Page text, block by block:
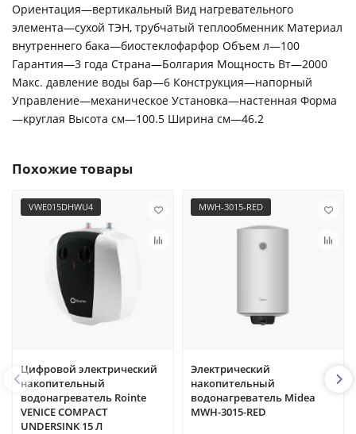
Ориентация—вертикальный Вид нагревательного
элемента—сухой ТЭН, трубчатый теплообменник Материал
внутреннего бака—биостеклофарфор Объем л—100
Гарантия—3 года Страна—Болгария Мощность Вт—2000
Макс. давление воды бар—6 Конструкция—напорный
Управление—механическое Установка—настенная Форма
—круглая Высота см—100.5 Ширина см—46.2
Похожие товары
VWE015DHWU4
Цифровой электрический
накопительный
водонагреватель Rointe
VENICE COMPACT
UNDERSINK 15 Л
MWH-3015-RED
Электрический
накопительный
водонагреватель Midea
MWH-3015-RED